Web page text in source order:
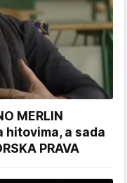
MERLIN
hitovima, a sada
PRAVA